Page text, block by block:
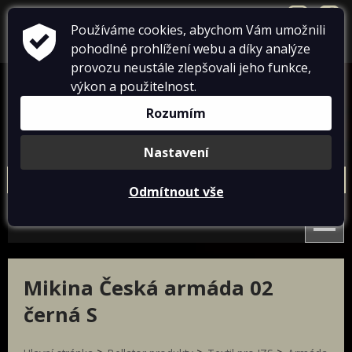
košík je prázdný
Conflict warrior trička
Conflict tactical Art Trika
Týmová trika
Nová trička Conflict 2025
Conflict čepice
Conflict doplňky
Conflict trička české téma
Mikina Česká armáda 02
černá S
Používáme cookies, abychom Vám umožnili
pohodlné prohlížení webu a díky analýze
provozu neustále zlepšovali jeho funkce,
výkon a použitelnost.
Rozumím
Nastavení
Odmítnout vše